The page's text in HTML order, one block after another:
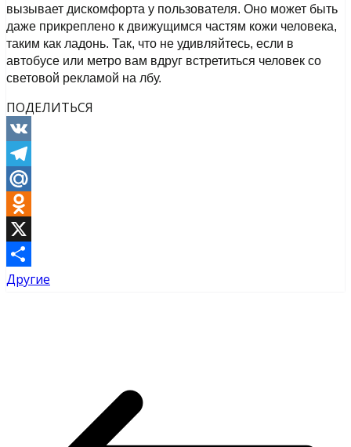
вызывает дискомфорта у пользователя. Оно может быть
даже прикреплено к движущимся частям кожи человека,
таким как ладонь. Так, что не удивляйтесь, если в
автобусе или метро вам вдруг встретиться человек со
световой рекламой на лбу.
ПОДЕЛИТЬСЯ
VK
Telegram
Mail.Ru
Odnoklassniki
X
Другие